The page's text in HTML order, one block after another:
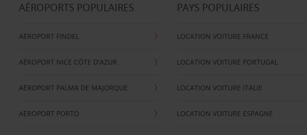
AÉROPORTS POPULAIRES
AÉROPORT FINDEL
AÉROPORT NICE CÖTE D'AZUR
AÉROPORT PALMA DE MAJORQUE
AÉROPORT PORTO
PAYS POPULAIRES
LOCATION VOITURE FRANCE
LOCATION VOITURE PORTUGAL
LOCATION VOITURE ITALIE
LOCATION VOITURE ESPAGNE